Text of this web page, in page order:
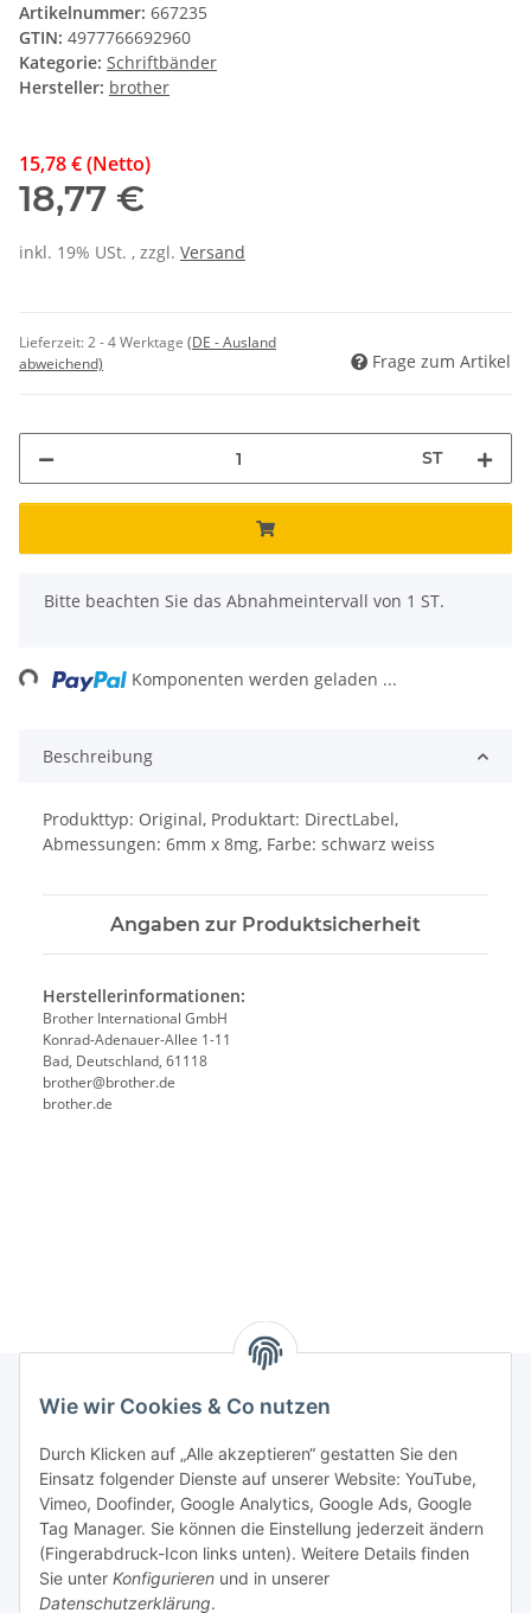
Wie wir Cookies & Co nutzen
Durch Klicken auf „Alle akzeptieren“ gestatten Sie den
Einsatz folgender Dienste auf unserer Website: YouTube,
Vimeo, Doofinder, Google Analytics, Google Ads, Google
Tag Manager. Sie können die Einstellung jederzeit ändern
(Fingerabdruck-Icon links unten). Weitere Details finden
Sie unter Konfigurieren und in unserer
Datenschutzerklärung.
Artikelnummer: 667235
GTIN: 4977766692960
Kategorie: Schriftbänder
Hersteller: brother
15,78 € (Netto)
18,77 €
inkl. 19% USt. , zzgl. Versand
Lieferzeit:2 - 4 Werktage (DE - Ausland
abweichend)
Frage zum Artikel
ST
x
Bitte beachten Sie das Abnahmeintervall von 1 ST.
Komponenten werden geladen ...
Beschreibung
Produkttyp: Original, Produktart: DirectLabel,
Abmessungen: 6mm x 8mg, Farbe: schwarz weiss
Angaben zur Produktsicherheit
Herstellerinformationen:
Brother International GmbH
Konrad-Adenauer-Allee 1-11
Bad, Deutschland, 61118
brother@brother.de
brother.de
Rechtliches
Allgemeines
Firma